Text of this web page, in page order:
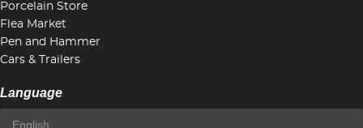
Porcelain Store
Flea Market
Pen and Hammer
Cars & Trailers
Language